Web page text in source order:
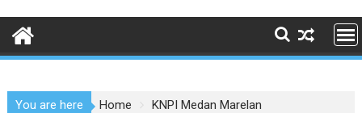
You are here Home KNPI Medan Marelan